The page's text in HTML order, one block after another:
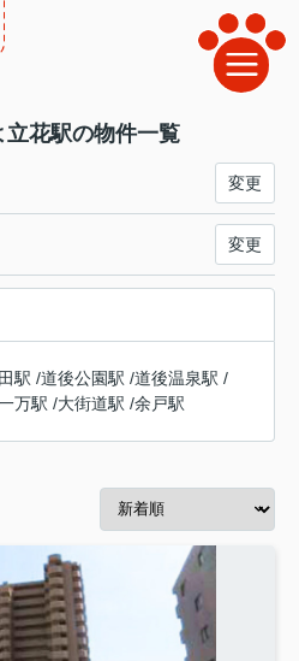
花駅の物件一覧
変更
変更
駅 /道後公園駅 /道後温泉駅 /
一万駅 /大街道駅 /余戸駅